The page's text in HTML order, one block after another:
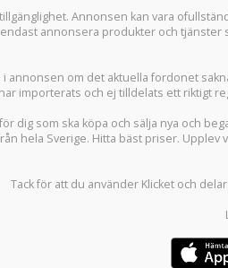
Annonsen kan vara
annonsera produkter och tjänster
i annonsen om det aktuella fordonet
importerats och ej tilldelats ett riktigt
dig som ska köpa och sälja nya och
hela Sverige. Hitta bäst priser. Upplev
Tack för att du använder Klicket och